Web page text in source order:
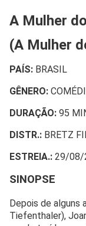
A Mulher
(A Mulher
PAÍS: BRASIL
GÊNERO:
DURAÇÃO: 95
DISTR.: BRETZ
ESTREIA.: 29/08/
SINOPSE
Depois de alguns
Tiefenthaler),